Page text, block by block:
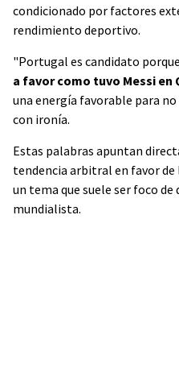
condicionado por factores
rendimiento deportivo.
"Portugal es candidato porque
a favor como tuvo Messi en
una energía favorable para
con ironía.
Estas palabras apuntan
tendencia arbitral en favor
un tema que suele ser foco
mundialista.